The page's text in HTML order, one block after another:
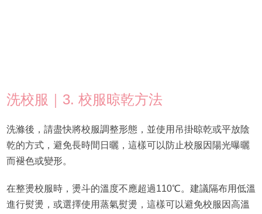
洗校服｜3. 校服晾乾方法
洗滌後，請盡快將校服調整形態，並使用吊掛晾乾或平放陰
乾的方式，避免長時間日曬，這樣可以防止校服因陽光曝曬
而褪色或變形。
在整燙校服時，燙斗的溫度不應超過110℃。建議隔布用低溫
進行熨燙，或選擇使用蒸氣熨燙，這樣可以避免校服因高溫